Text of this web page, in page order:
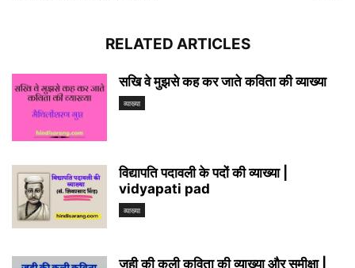
RELATED ARTICLES
सखि वे मुझसे कह कर जाते कविता की व्याख्या
व्याख्या
विद्यापति पदावली के पदों की व्याख्या |
vidyapati pad
व्याख्या
जुही की कली कविता की व्याख्या और समीक्षा |